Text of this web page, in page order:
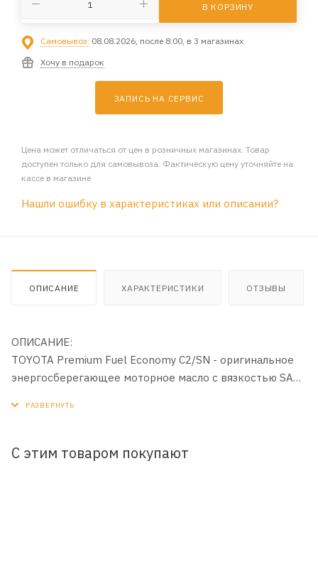
В КОРЗИНУ
Самовывоз: 08.08.2026, после 8:00, в 3 магазинах
Хочу в подарок
ЗАПИСЬ НА СЕРВИС
Цена может отличаться от цен в розничных магазинах. Товар
доступен только для самовывоза. Фактическую цену уточняйте на
кассе в магазине
Нашли ошибку в характеристиках или описании?
ОПИСАНИЕ ХАРАКТЕРИСТИКИ ОТЗЫВЫ
ОПИСАНИЕ:
TOYOTA Premium Fuel Economy C2/SN - оригинальное
энергосберегающее моторное масло с вязкостью SAE
Предназначенное для легковых автомобилей и легких
С этим товаром покупают